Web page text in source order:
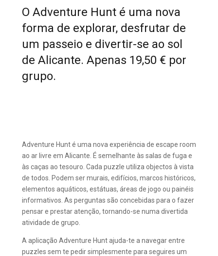
O Adventure Hunt é uma nova
forma de explorar, desfrutar de
um passeio e divertir-se ao sol
de Alicante. Apenas 19,50 € por
grupo.
Adventure Hunt é uma nova experiência de escape room
ao ar livre em Alicante. É semelhante às salas de fuga e
às caças ao tesouro. Cada puzzle utiliza objectos à vista
de todos. Podem ser murais, edifícios, marcos históricos,
elementos aquáticos, estátuas, áreas de jogo ou painéis
informativos. As perguntas são concebidas para o fazer
pensar e prestar atenção, tornando-se numa divertida
atividade de grupo.
A aplicação Adventure Hunt ajuda-te a navegar entre
puzzles sem te pedir simplesmente para seguires um